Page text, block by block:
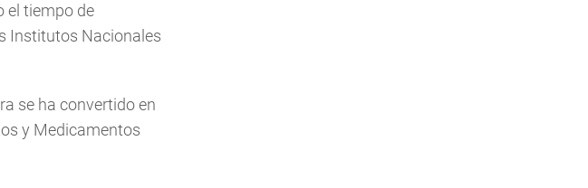
el tiempo de
Institutos Nacionales
se ha convertido en
y Medicamentos